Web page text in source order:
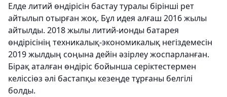
Елде литий өндірісін бастау туралы бірінші рет
айтылып отырған жоқ. Бұл идея алғаш 2016 жылы
айтылды. 2018 жылы литий-ионды батарея
өндірісінің техникалық-экономикалық негіздемесін
2019 жылдың соңына дейін әзірлеу жоспарланған.
Бірақ аталған өндіріс бойынша серіктестермен
келіссіөз әлі бастапқы кезеңде тұрғаны белгілі
болды.